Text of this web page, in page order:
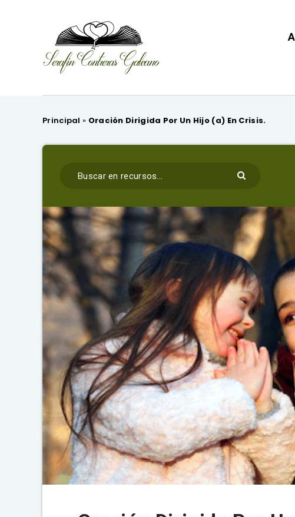
Principal » Oración Dirigida Por Un Hijo (a) En Crisis.